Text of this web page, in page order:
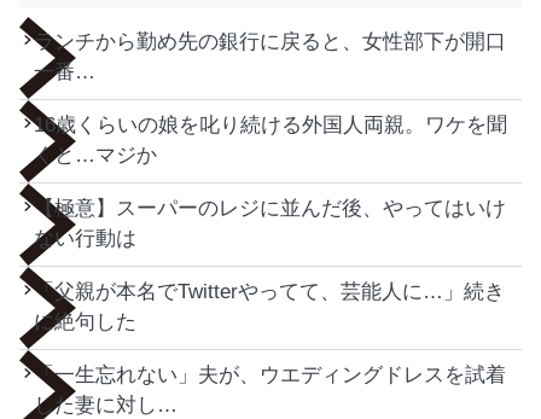
ランチから勤め先の銀行に戻ると、女性部下が開口
一番…
16歳くらいの娘を叱り続ける外国人両親。ワケを聞
くと…マジか
【極意】スーパーのレジに並んだ後、やってはいけ
ない行動は
「父親が本名でTwitterやってて、芸能人に…」続き
に絶句した
「一生忘れない」夫が、ウエディングドレスを試着
した妻に対し…